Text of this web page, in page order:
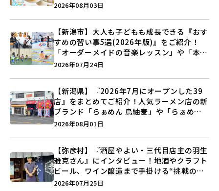
注目記事をランキングでご紹介♪
2026年08月03日
【新潟市】大人も子どもも成長できる『おす
すめの習い事5選(2026年版)』をご紹介！
「オーダーメイドの音楽レッスン」や「本格
キックボクシング」で新しい自分を見つけよ
2026年07月24日
【新潟県】『2026年7月にオープンした39
店』をまとめてご紹介！人気ラーメン店の新
ブランド「らぁめん 鳥紬麦」や「らぁめん
しょうがの空」など盛りだくさん♪
2026年08月01日
【弥彦村】『酒屋やよい・三代目店主の羽生
雅克さん』にインタビュー！地酒やクラフト
ビール、ワイン醸造まで手掛ける“挑戦の歴
史”に迫る♪
2026年07月25日